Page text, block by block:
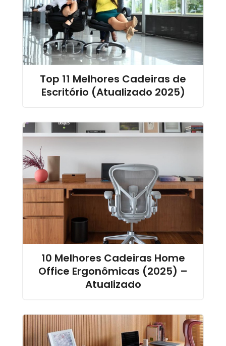
Top 11 Melhores Cadeiras de
Escritório (Atualizado 2025)
10 Melhores Cadeiras Home
Office Ergonômicas (2025) –
Atualizado